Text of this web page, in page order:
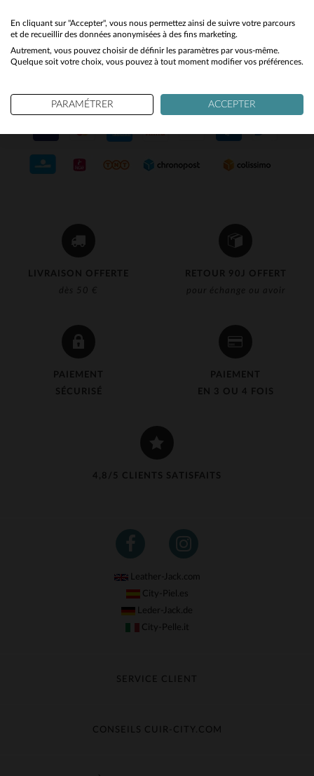
LIVRAISON OFFERTE
dès 50 €
RETOUR 90J OFFERT
pour échange ou avoir
PAIEMENT
SÉCURISÉ
PAIEMENT
EN 3 OU 4 FOIS
4,8/5 CLIENTS SATISFAITS
du lundi au vendredi de 10h à 12h30
et de 13h30 à 18h.
NOS PARTENAIRES DE CONFIANCE
Leather-Jack.com
City-Piel.es
Leder-Jack.de
City-Pelle.it
SERVICE CLIENT
Échange & Remboursement
CONSEILS CUIR-CITY.COM
No
Yes
En cliquant sur "Accepter", vous nous permettez ainsi de suivre votre parcours
et de recueillir des données anonymisées à des fins marketing.
Autrement, vous pouvez choisir de définir les paramètres par vous-même.
Quelque soit votre choix, vous pouvez à tout moment modifier vos préférences.
PARAMÉTRER ACCEPTER